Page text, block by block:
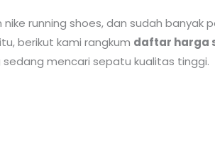
running shoes, dan sudah banyak
berikut kami rangkum daftar harga
mencari sepatu kualitas tinggi.